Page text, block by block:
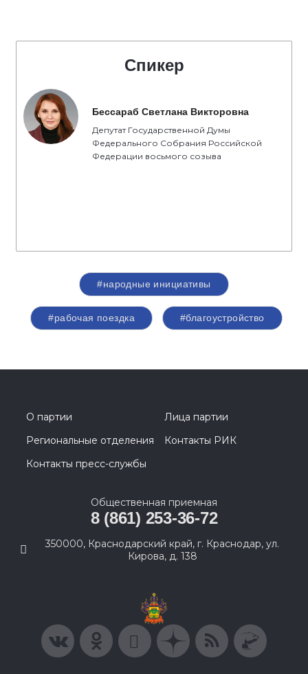
Спикер
Бессараб Светлана Викторовна
Депутат Государственной Думы
Федерального Собрания Российской
Федерации восьмого созыва
#народные инициативы
#рабочая поездка #благоустройство
О партии
Лица партии
Региональные отделения
Контакты РИК
Контакты пресс-службы
Общественная приемная
8 (861) 253-36-72
350000, Краснодарский край, г. Краснодар, ул.
Кирова, д. 138